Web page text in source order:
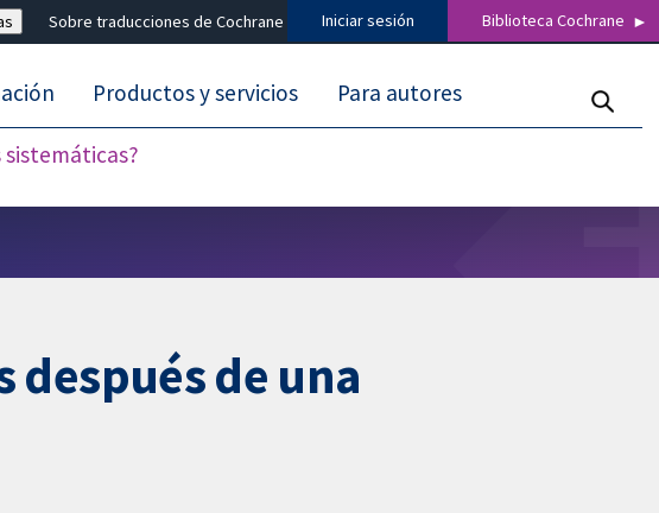
Sobre traducciones de Cochrane Iniciar sesión Biblioteca Cochrane
sistemáticas?
Productos y servicios Para autores
después de una